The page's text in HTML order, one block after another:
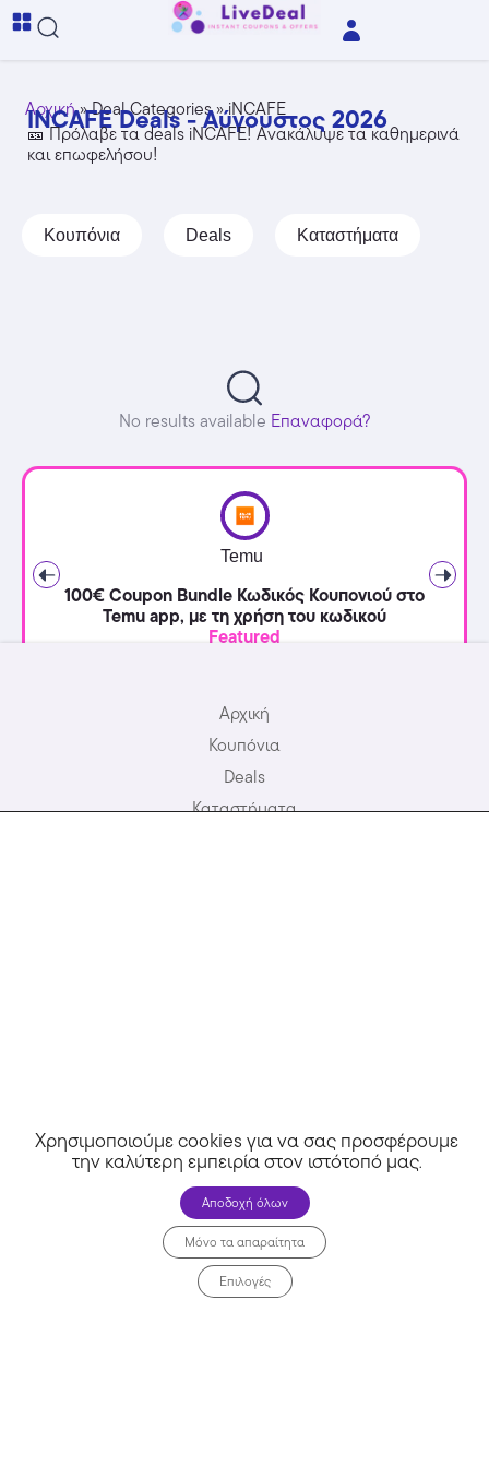
Αρχική»Deal Categories»iNCAFE
INCAFE Deals - Αύγουστος 2026
🎫 Πρόλαβε τα deals iNCAFE! Ανακάλυψε τα καθημερινά
και επωφελήσου!
Κουπόνια Deals Καταστήματα
Temu
100€ Coupon Bundle Κωδικός Κουπονιού στο
Temu app, με τη χρήση του κωδικού
Featured
No results available Επαναφορά?
Αρχική
Κουπόνια
Deals
Καταστήματα
Συμφωνώ να λαμβάνω προσφορές μέσω email.
🚀 Πάρε προσφορές
Χρησιμοποιούμε cookies για να σας προσφέρουμε
την καλύτερη εμπειρία στον ιστότοπό μας.
Αποδοχή όλων
Μόνο τα απαραίτητα
Επιλογές